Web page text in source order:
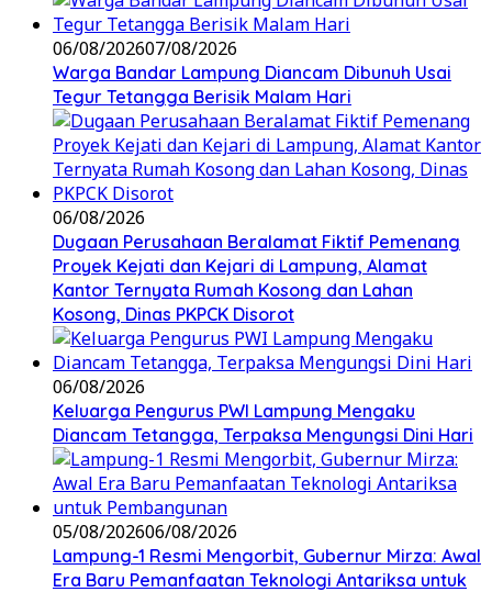
06/08/202607/08/2026
Warga Bandar Lampung Diancam Dibunuh Usai
Tegur Tetangga Berisik Malam Hari
06/08/2026
Dugaan Perusahaan Beralamat Fiktif Pemenang
Proyek Kejati dan Kejari di Lampung, Alamat
Kantor Ternyata Rumah Kosong dan Lahan
Kosong, Dinas PKPCK Disorot
06/08/2026
Keluarga Pengurus PWI Lampung Mengaku
Diancam Tetangga, Terpaksa Mengungsi Dini Hari
05/08/202606/08/2026
Lampung-1 Resmi Mengorbit, Gubernur Mirza: Awal
Era Baru Pemanfaatan Teknologi Antariksa untuk